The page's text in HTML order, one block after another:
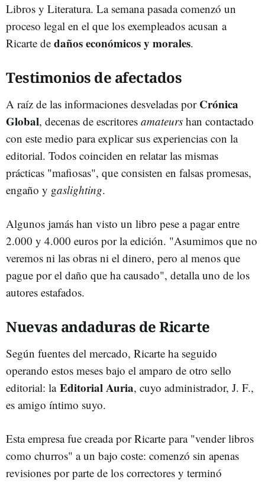
Libros y Literatura. La semana pasada comenzó un
proceso legal en el que los exempleados acusan a
Ricarte de daños económicos y morales.
Testimonios de afectados
A raíz de las informaciones desveladas por Crónica
Global, decenas de escritores amateurs han contactado
con este medio para explicar sus experiencias con la
editorial. Todos coinciden en relatar las mismas
prácticas "mafiosas", que consisten en falsas promesas,
engaño y gaslighting.
Algunos jamás han visto un libro pese a pagar entre
2.000 y 4.000 euros por la edición. "Asumimos que no
veremos ni las obras ni el dinero, pero al menos que
pague por el daño que ha causado", detalla uno de los
autores estafados.
Nuevas andaduras de Ricarte
Según fuentes del mercado, Ricarte ha seguido
operando estos meses bajo el amparo de otro sello
editorial: la Editorial Auria, cuyo administrador, J. F.,
es amigo íntimo suyo.
Esta empresa fue creada por Ricarte para "vender libros
como churros" a un bajo coste: comenzó sin apenas
revisiones por parte de los correctores y terminó